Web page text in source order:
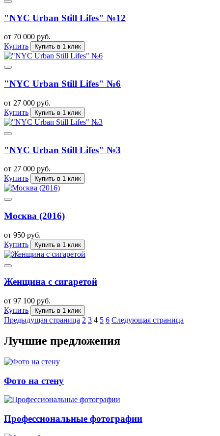
"NYC Urban Still Lifes" №12
от 70 000 руб.
Купить
Купить в 1 клик
"NYC Urban Still Lifes" №6
от 27 000 руб.
Купить
Купить в 1 клик
"NYC Urban Still Lifes" №3
от 27 000 руб.
Купить
Купить в 1 клик
Москва (2016)
от 950 руб.
Купить
Купить в 1 клик
Женщина с сигаретой
от 97 100 руб.
Купить
Купить в 1 клик
Предыдущая страница 2 3 4 5 6 Следующая страница
Лучшие предложения
Фото на стену
Профессиональные фотографии